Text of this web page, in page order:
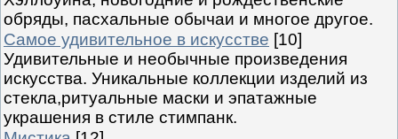
обряды, пасхальные обычаи и многое другое.
Самое удивительное в искусстве [10]
Удивительные и необычные произведения
искусства. Уникальные коллекции изделий из
стекла,ритуальные маски и эпатажные
украшения в стиле стимпанк.